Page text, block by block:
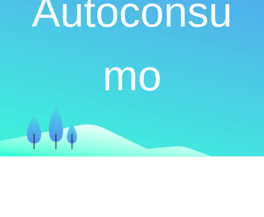
Autoconsu
mo